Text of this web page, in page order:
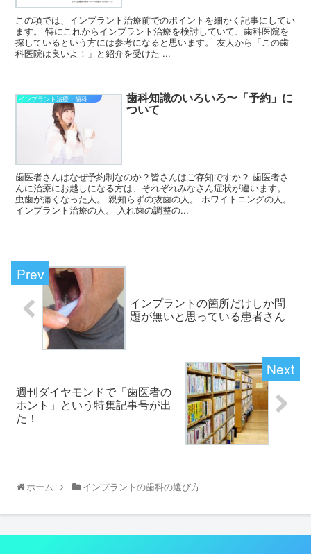
この項では、インプラント治療前でのポイントを細かく記事にしてい
ます。 特にこれからインプラント治療を検討していて、歯科医院を
探しているという方には参考になると思います。 友人から「この歯
科医院は良いよ！」と紹介を受けた ...
歯科知識のいろいろ〜「予約」に
ついて
歯医者さんはなぜ予約制なのか？皆さんはご存知ですか？ 歯医者さ
んに治療にお越しになる方は、それぞれみなさん症状が違います。
虫歯が痛くなった人。 親知らずの抜歯の人。 ホワイトニングの人。
インプラント治療の人。 入れ歯の調整の...
インプラントの箇所だけしか問
題が無いと思っている患者さん
週刊ダイヤモンドで「歯医者の
ホント」という特集記事号が出
た！
ホーム インプラントの歯科の選び方